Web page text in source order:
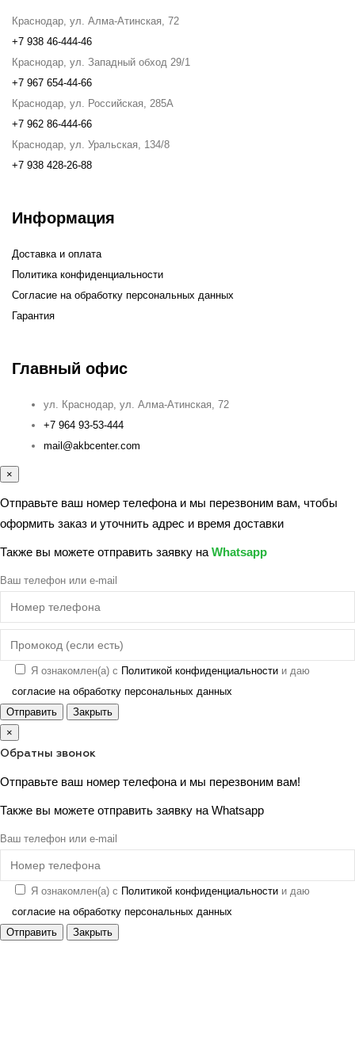
Краснодар, ул. Алма-Атинская, 72
+7 938 46-444-46
Краснодар, ул. Западный обход 29/1
+7 967 654-44-66
Краснодар, ул. Российская, 285А
+7 962 86-444-66
Краснодар, ул. Уральская, 134/8
+7 938 428-26-88
Информация
Доставка и оплата
Политика конфиденциальности
Согласие на обработку персональных данных
Гарантия
Главный офис
ул. Краснодар, ул. Алма-Атинская, 72
+7 964 93-53-444
mail@akbcenter.com
×
Отправьте ваш номер телефона и мы перезвоним вам, чтобы
оформить заказ и уточнить адрес и время доставки
Также вы можете отправить заявку на Whatsapp
Ваш телефон или e-mail
Я ознакомлен(а) с Политикой конфиденциальности и даю
согласие на обработку персональных данных
Отправить
Закрыть
×
Обратны звонок
Отправьте ваш номер телефона и мы перезвоним вам!
Также вы можете отправить заявку на Whatsapp
Ваш телефон или e-mail
Я ознакомлен(а) с Политикой конфиденциальности и даю
согласие на обработку персональных данных
Отправить
Закрыть